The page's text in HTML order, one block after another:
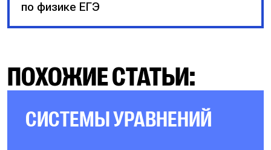
по физике ЕГЭ
ПОХОЖИЕ СТАТЬИ:
СИСТЕМЫ УРАВНЕНИЙ